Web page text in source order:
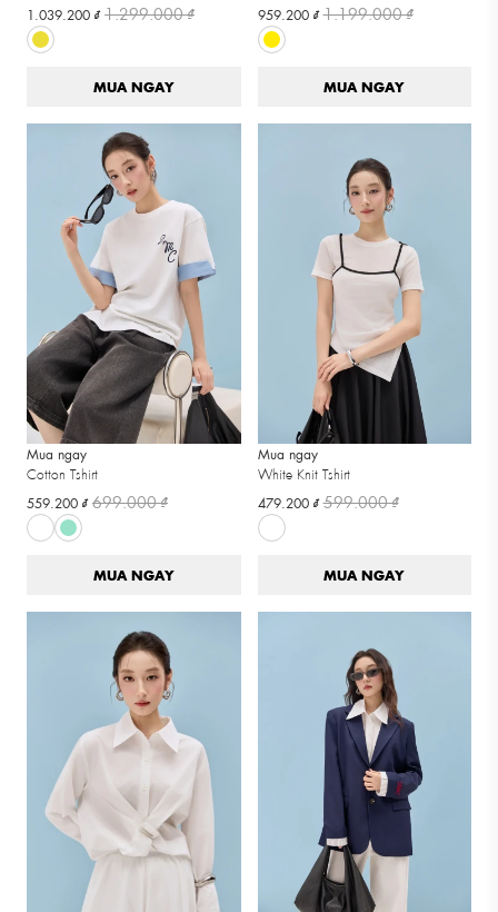
1.039.200 ₫1.299.000 ₫
MUA NGAY
959.200 ₫1.199.000 ₫
MUA NGAY
Mua ngay
Cotton Tshirt
559.200 ₫699.000 ₫
MUA NGAY
Mua ngay
White Knit Tshirt
479.200 ₫599.000 ₫
MUA NGAY